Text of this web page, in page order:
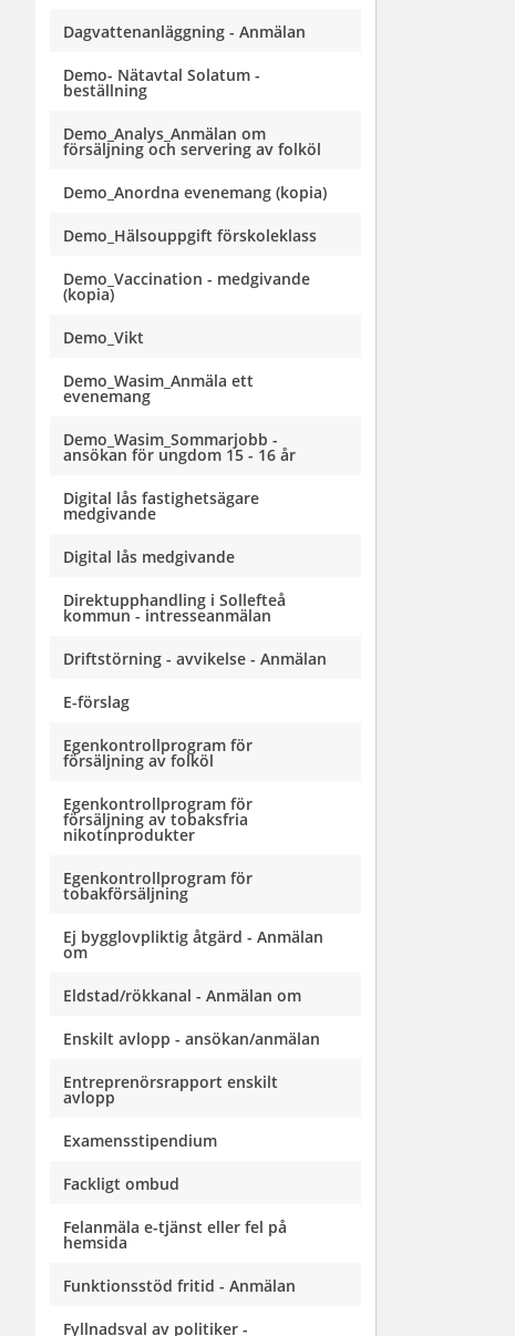
Dagvattenanläggning - Anmälan
Demo- Nätavtal Solatum -
beställning
Demo_Analys_Anmälan om
försäljning och servering av folköl
Demo_Anordna evenemang (kopia)
Demo_Hälsouppgift förskoleklass
Demo_Vaccination - medgivande
(kopia)
Demo_Vikt
Demo_Wasim_Anmäla ett
evenemang
Demo_Wasim_Sommarjobb -
ansökan för ungdom 15 - 16 år
Digital lås fastighetsägare
medgivande
Digital lås medgivande
Direktupphandling i Sollefteå
kommun - intresseanmälan
Driftstörning - avvikelse - Anmälan
E-förslag
Egenkontrollprogram för
försäljning av folköl
Egenkontrollprogram för
försäljning av tobaksfria
nikotinprodukter
Egenkontrollprogram för
tobakförsäljning
Ej bygglovpliktig åtgärd - Anmälan
om
Eldstad/rökkanal - Anmälan om
Enskilt avlopp - ansökan/anmälan
Entreprenörsrapport enskilt
avlopp
Examensstipendium
Fackligt ombud
Felanmäla e-tjänst eller fel på
hemsida
Funktionsstöd fritid - Anmälan
Fyllnadsval av politiker -